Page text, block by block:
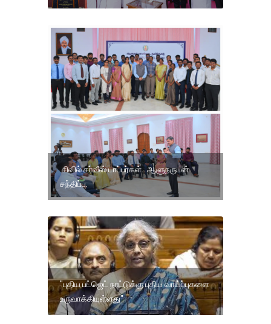
சிவில் சர்வீஸ் டாப்பர்கள்...ஆளுநருடன்
சந்திப்பு.
"புதிய பட்ஜெட் நாட்டுக்கு புதிய வாய்ப்புகளை
உருவாக்கியுள்ளது"